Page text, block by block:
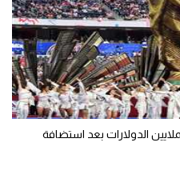
الدولارات بعد استضافة